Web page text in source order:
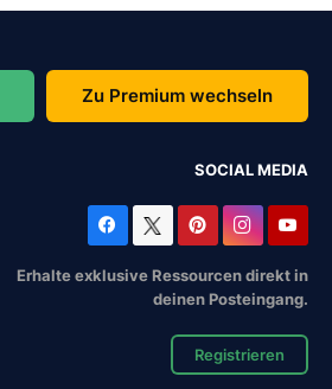
Zu Premium wechseln
SOCIAL MEDIA
Erhalte exklusive Ressourcen direkt in
deinen Posteingang.
Registrieren